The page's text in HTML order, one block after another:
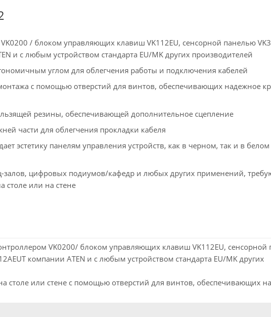
/ блоком управляющих клавиш VK112EU, сенсорной панелью
и с любым устройством стандарта EU/MK других производителей
углом для облегчения работы и подключения кабелей
с помощью отверстий для винтов, обеспечивающих надежное
резины, обеспечивающей дополнительное сцепление
части для облегчения прокладки кабеля
эстетику панелям управления устройств, как в черном, так и в
залов, цифровых подиумов/кафедр и любых других применений,
столе или на стене
VK0200/ блоком управляющих клавиш VK112EU, сенсорной
компании ATEN и с любым устройством стандарта EU/MK других
столе или стене с помощью отверстий для винтов, обеспечивающих